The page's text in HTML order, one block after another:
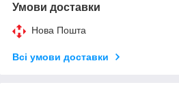
Умови доставки
Нова Пошта
Всі умови доставки